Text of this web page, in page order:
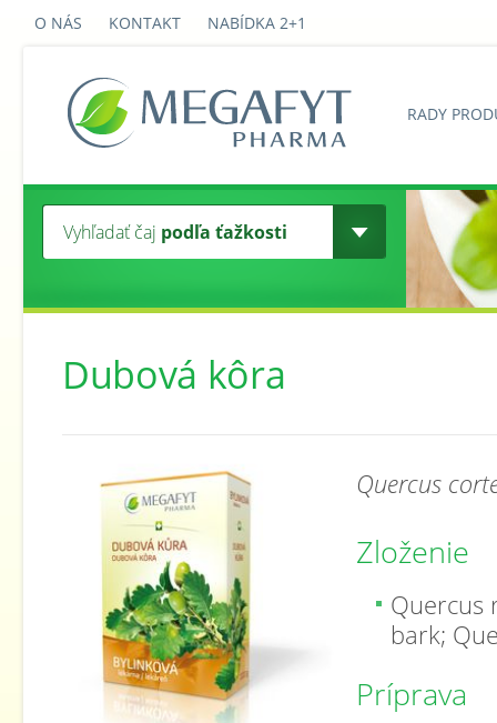
O NÁS KONTAKT NABÍDKA 2+1
RADY
Vyhľadať čaj podľa ťažkosti
Dubová kôra
Quercus
Zloženie
Quercus
bark;
Príprava